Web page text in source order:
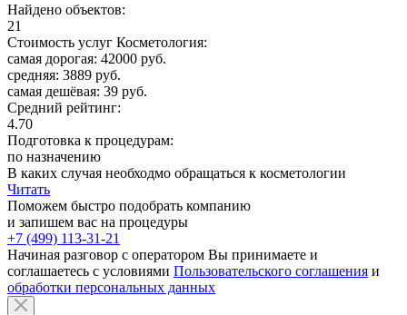
Найдено объектов:
21
Стоимость услуг Косметология:
самая дорогая: 42000 руб.
средняя: 3889 руб.
самая дешёвая: 39 руб.
Средний рейтинг:
4.70
Подготовка к процедурам:
по назначению
В каких случая необходмо обращаться к косметологии
Читать
Поможем быстро подобрать компанию
и запишем вас на процедуры
+7 (499) 113-31-21
Начиная разговор с оператором Вы принимаете и
соглашаетесь с условиями Пользовательского соглашения и
обработки персональных данных